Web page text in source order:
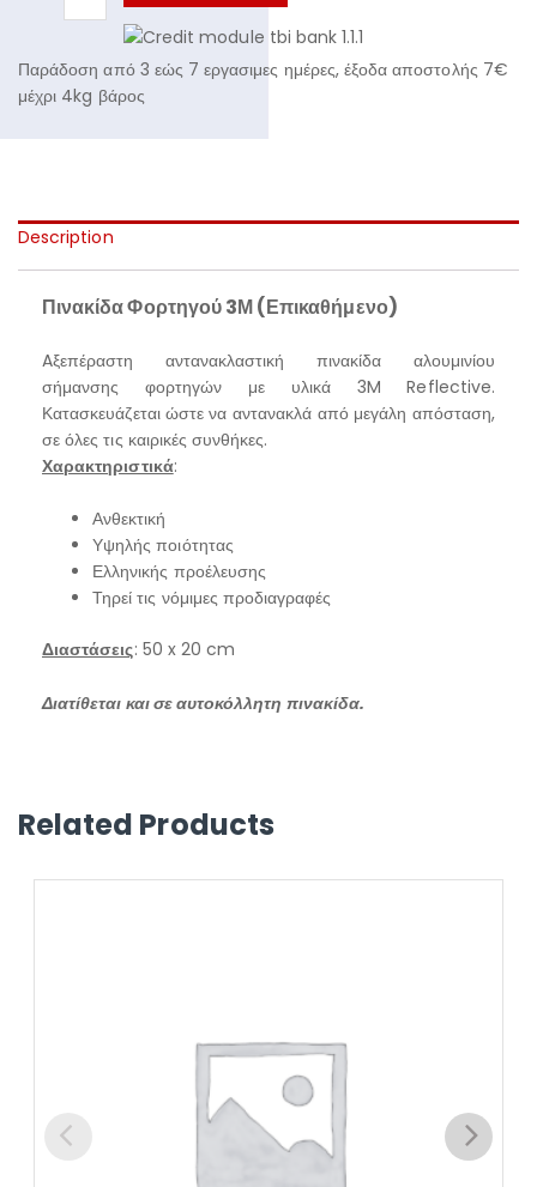
Παράδοση από 3 εώς 7 εργασιμες ημέρες, έξοδα αποστολής 7€
μέχρι 4kg βάρος
Description
Πινακίδα Φορτηγού 3Μ (Επικαθήμενο)
Aξεπέραστη αντανακλαστική πινακίδα αλουμινίου
σήμανσης φορτηγών με υλικά 3M Reflective.
Κατασκευάζεται ώστε να αντανακλά από μεγάλη απόσταση,
σε όλες τις καιρικές συνθήκες.
Χαρακτηριστικά:
Ανθεκτική
Υψηλής ποιότητας
Ελληνικής προέλευσης
Τηρεί τις νόμιμες προδιαγραφές
Διαστάσεις: 50 x 20 cm
Διατίθεται και σε αυτοκόλλητη πινακίδα.
Related Products